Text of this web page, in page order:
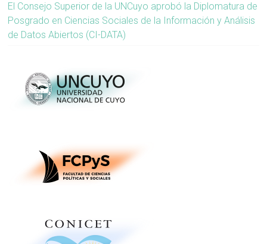
El Consejo Superior de la UNCuyo aprobó la Diplomatura de
Posgrado en Ciencias Sociales de la Información y Análisis
de Datos Abiertos (CI-DATA)